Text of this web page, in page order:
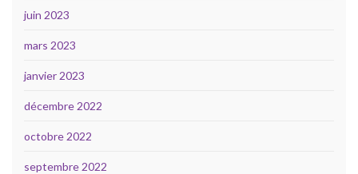
juin 2023
mars 2023
janvier 2023
décembre 2022
octobre 2022
septembre 2022